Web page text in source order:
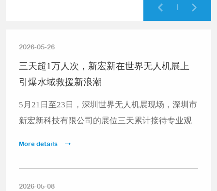
号、应对风浪干扰、排查障碍物、监测水质状况
遥控，就能独立完成各类水上作业任务。
2026-05-26
三天超1万人次，新宏新在世界无人机展上
引爆水域救援新浪潮
5月21日至23日，深圳世界无人机展现场，深圳市
新宏新科技有限公司的展位三天累计接待专业观
向“标准+智能”的清晰信号。
More details
2026-05-08